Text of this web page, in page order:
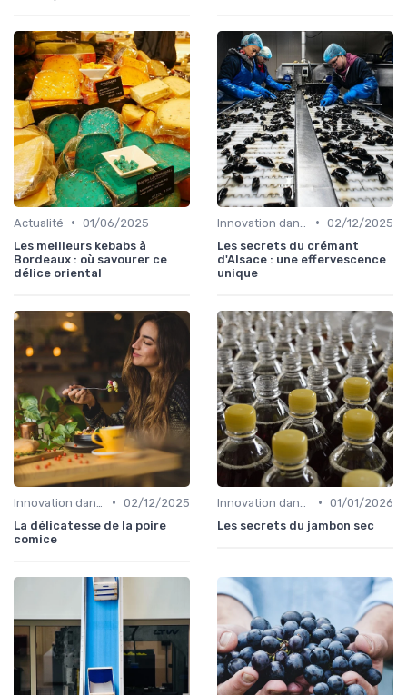
Actualité • 01/06/2025
Les meilleurs kebabs à
Bordeaux : où savourer ce
délice oriental
• 02/12/2025
Les secrets du crémant
d'Alsace : une effervescence
unique
• 02/12/2025
La délicatesse de la poire
comice
• 01/01/2026
Les secrets du jambon sec